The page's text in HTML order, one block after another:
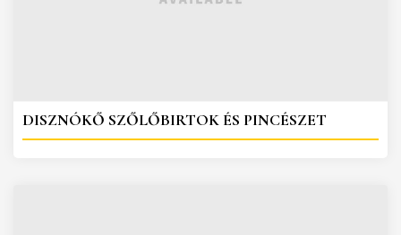
DISZNÓKŐ SZŐLŐBIRTOK ÉS PINCÉSZET